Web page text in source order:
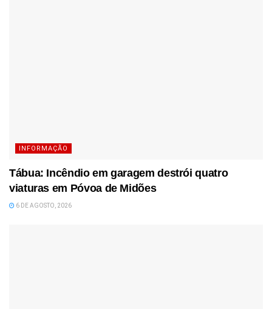
INFORMAÇÃO
Tábua: Incêndio em garagem destrói quatro
viaturas em Póvoa de Midões
6 DE AGOSTO, 2026